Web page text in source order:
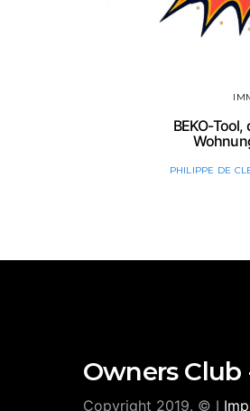
BEKO-
PHILIPPE DE
Owners
Copyright 2019. © I